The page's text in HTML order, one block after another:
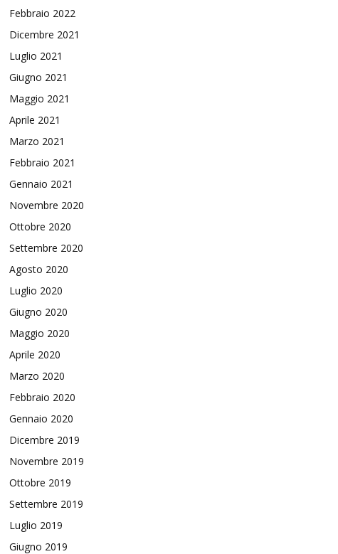
Febbraio 2022
Dicembre 2021
Luglio 2021
Giugno 2021
Maggio 2021
Aprile 2021
Marzo 2021
Febbraio 2021
Gennaio 2021
Novembre 2020
Ottobre 2020
Settembre 2020
Agosto 2020
Luglio 2020
Giugno 2020
Maggio 2020
Aprile 2020
Marzo 2020
Febbraio 2020
Gennaio 2020
Dicembre 2019
Novembre 2019
Ottobre 2019
Settembre 2019
Luglio 2019
Giugno 2019